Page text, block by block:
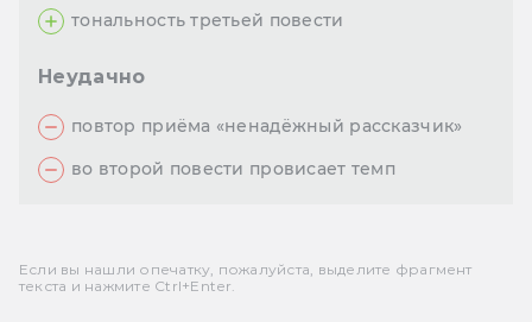
тональность третьей повести
Неудачно
повтор приёма «ненадёжный рассказчик»
во второй повести провисает темп
Если вы нашли опечатку, пожалуйста, выделите фрагмент
текста и нажмите Ctrl+Enter.